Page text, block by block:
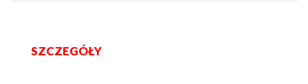
SZCZEGÓŁY